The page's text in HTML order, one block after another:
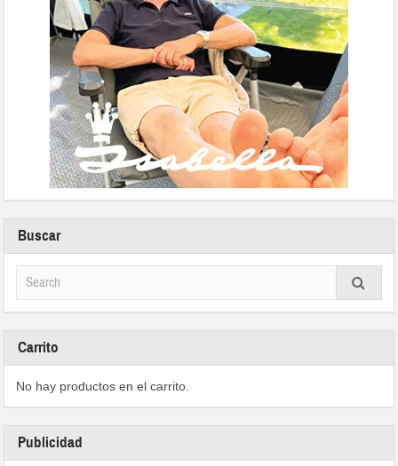
Buscar
Carrito
No hay productos en el carrito.
Publicidad